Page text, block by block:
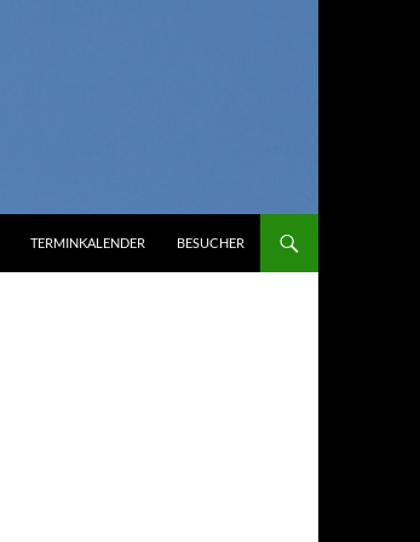
TERMINKALENDER BESUCHER